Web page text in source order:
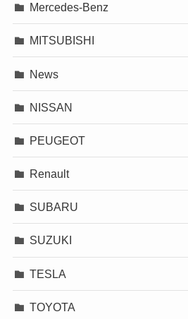
Mercedes-Benz
MITSUBISHI
News
NISSAN
PEUGEOT
Renault
SUBARU
SUZUKI
TESLA
TOYOTA